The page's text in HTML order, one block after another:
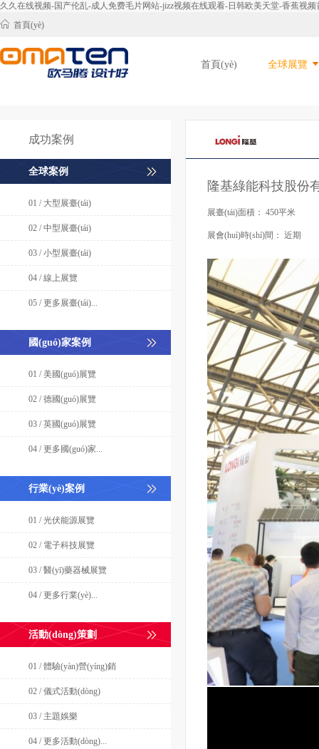
久久在线视频-国产伦乱-成人免费毛片网站-jizz视频在线观看-日韩欧美天堂-香蕉视
首頁(yè)
首頁(yè) 全球展覽
成功案例
全球案例
01 / 大型展臺(tái)
02 / 中型展臺(tái)
03 / 小型展臺(tái)
04 / 線上展覽
05 / 更多展臺(tái)...
國(guó)家案例
01 / 美國(guó)展覽
02 / 德國(guó)展覽
03 / 英國(guó)展覽
04 / 更多國(guó)家...
行業(yè)案例
01 / 光伏能源展覽
02 / 電子科技展覽
03 / 醫(yī)藥器械展覽
04 / 更多行業(yè)...
活動(dòng)策劃
01 / 體驗(yàn)營(yíng)銷
02 / 儀式活動(dòng)
03 / 主題娛樂
04 / 更多活動(dòng)...
隆基綠能科技股份
展臺(tái)面積： 450平米
展會(huì)時(shí)間： 近期